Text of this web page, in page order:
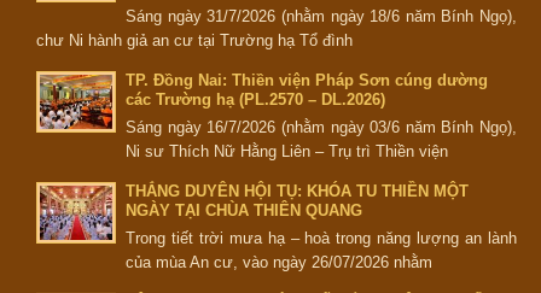
Sáng ngày 31/7/2026 (nhằm ngày 18/6 năm Bính Ngọ),
chư Ni hành giả an cư tại Trường hạ Tổ đình
TP. Đồng Nai: Thiền viện Pháp Sơn cúng dường
các Trường hạ (PL.2570 – DL.2026)
Sáng ngày 16/7/2026 (nhằm ngày 03/6 năm Bính Ngọ),
Ni sư Thích Nữ Hằng Liên – Trụ trì Thiền viện
THẮNG DUYÊN HỘI TỤ: KHÓA TU THIỀN MỘT
NGÀY TẠI CHÙA THIÊN QUANG
Trong tiết trời mưa hạ – hoà trong năng lượng an lành
của mùa An cư, vào ngày 26/07/2026 nhằm